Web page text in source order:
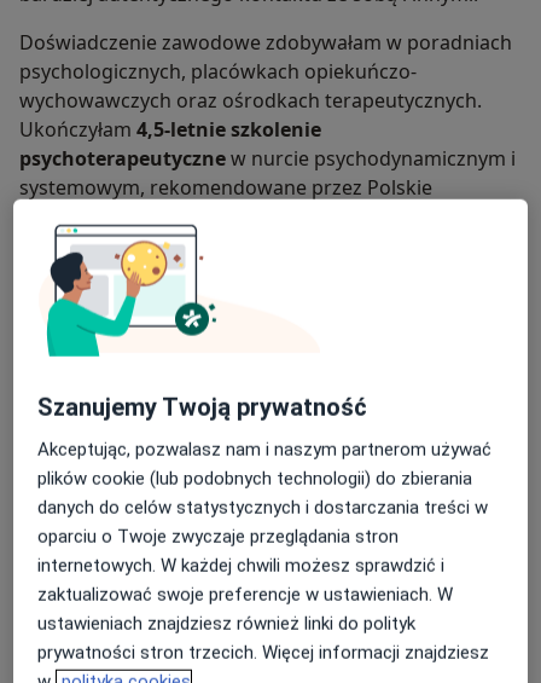
Doświadczenie zawodowe zdobywałam w poradniach
psychologicznych, placówkach opiekuńczo-
wychowawczych oraz ośrodkach terapeutycznych.
Ukończyłam 4,5-letnie szkolenie
psychoterapeutycznew nurcie psychodynamicznym i
systemowym, rekomendowane przez Polskie
zasadami etyki zawodowej, regularnie korzystam z
superwizji i należę do
Psychiatrycznego.
W swojej praktyce współpracuję również z osobami
doświadczającymi trudności związanych z
twórczym— takich jak blokada twórcza,
perfekcjonizm, lęk przed oceną, spadek motywacji czy
twórcze w obszarze literatury, co pozwala mi z większą
wrażliwością i zrozumieniem odnosić się do specyfiki
pracy i zmagań osób piszących oraz tworzących.
więcejO mnie
Podejście terapeutyczne
Psychoterapia
Główne obszary pomocy
Depresja Bezsenność
Zaburzenia emocjonalne
Szanujemy Twoją prywatność
Akceptując, pozwalasz nam i naszym partnerom używać
plików cookie (lub podobnych technologii) do zbierania
danych do celów statystycznych i dostarczania treści w
oparciu o Twoje zwyczaje przeglądania stron
internetowych. W każdej chwili możesz sprawdzić i
zaktualizować swoje preferencje w ustawieniach. W
ustawieniach znajdziesz również linki do polityk
prywatności stron trzecich. Więcej informacji znajdziesz